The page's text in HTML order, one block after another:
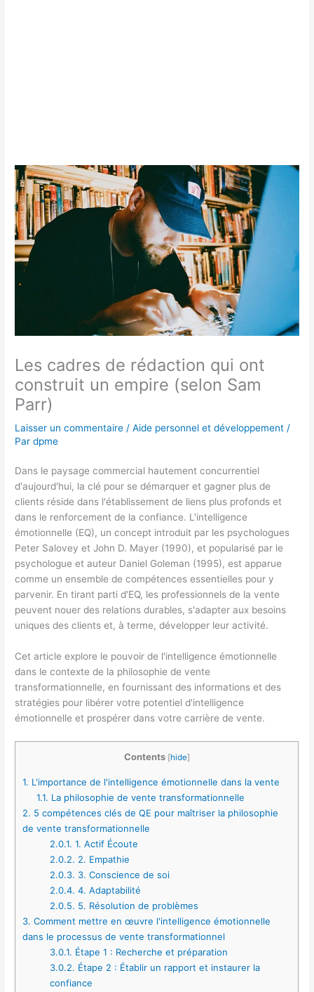
Les cadres de rédaction qui ont
construit un empire (selon Sam
Parr)
Laisser un commentaire /Aide personnel et développement /
Pardpme
Dans le paysage commercial hautement concurrentiel
d'aujourd'hui, la clé pour se démarquer et gagner plus de
clients réside dans l'établissement de liens plus profonds et
dans le renforcement de la confiance. L'intelligence
émotionnelle (EQ), un concept introduit par les psychologues
Peter Salovey et John D. Mayer (1990), et popularisé par le
psychologue et auteur Daniel Goleman (1995), est apparue
comme un ensemble de compétences essentielles pour y
parvenir. En tirant parti d'EQ, les professionnels de la vente
peuvent nouer des relations durables, s'adapter aux besoins
uniques des clients et, à terme, développer leur activité.
Cet article explore le pouvoir de l'intelligence émotionnelle
dans le contexte de la philosophie de vente
transformationnelle, en fournissant des informations et des
stratégies pour libérer votre potentiel d'intelligence
émotionnelle et prospérer dans votre carrière de vente.
Contents [hide]
1. L'importance de l'intelligence émotionnelle dans la vente
1.1. La philosophie de vente transformationnelle
2. 5 compétences clés de QE pour maîtriser la philosophie
de vente transformationnelle
2.0.1. 1. Actif Écoute
2.0.2. 2. Empathie
2.0.3. 3. Conscience de soi
2.0.4. 4. Adaptabilité
2.0.5. 5. Résolution de problèmes
3. Comment mettre en œuvre l'intelligence émotionnelle
dans le processus de vente transformationnel
3.0.1. Étape 1 : Recherche et préparation
3.0.2. Étape 2 : Établir un rapport et instaurer la
confiance